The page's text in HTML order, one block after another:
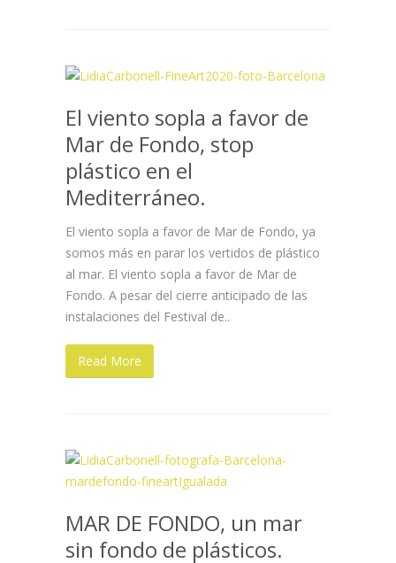
El viento sopla a favor de
Mar de Fondo, stop
plástico en el
Mediterráneo.
El viento sopla a favor de Mar de Fondo, ya
somos más en parar los vertidos de plástico
al mar. El viento sopla a favor de Mar de
Fondo. A pesar del cierre anticipado de las
instalaciones del Festival de..
Read More
MAR DE FONDO, un mar
sin fondo de plásticos.